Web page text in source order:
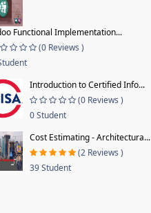
Functional Implementation...
(0 Reviews )
Introduction to Certified Info...
(0 Reviews )
0 Student
Cost Estimating - Architectura...
(2 Reviews )
39 Student